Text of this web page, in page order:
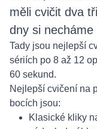
měli cvičit dva
dny si
Tady jsou nejlepší
sériích po 8 až 12
60 sekund.
Nejlepší cvičení na
bocích jsou:
Klasické kliky